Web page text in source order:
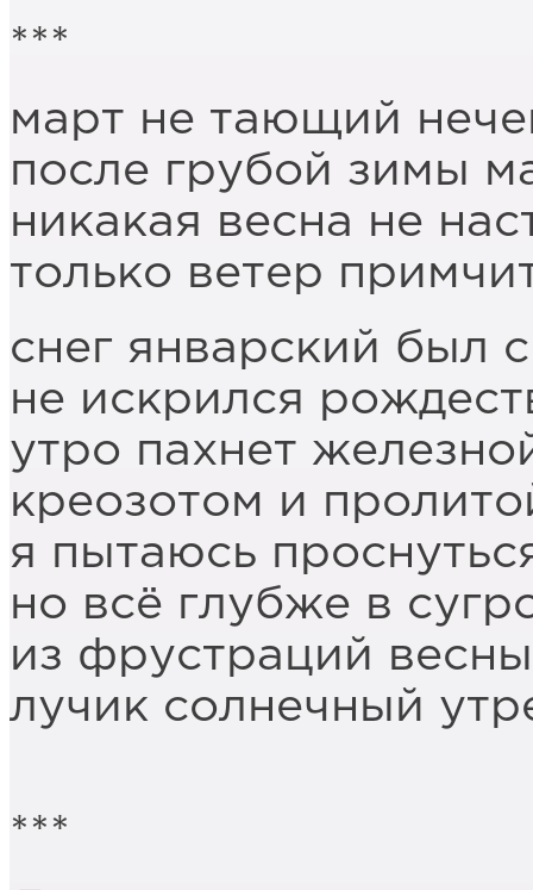
***
март не тающий
после грубой зимы
никакая весна не
только ветер
снег январский был
не искрился
утро пахнет
креозотом и
я пытаюсь
но всё глубже в
из фрустраций
лучик солнечный
***